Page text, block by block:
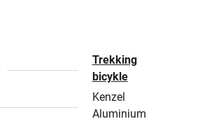
Trekking
bicykle
Kenzel
Aluminium